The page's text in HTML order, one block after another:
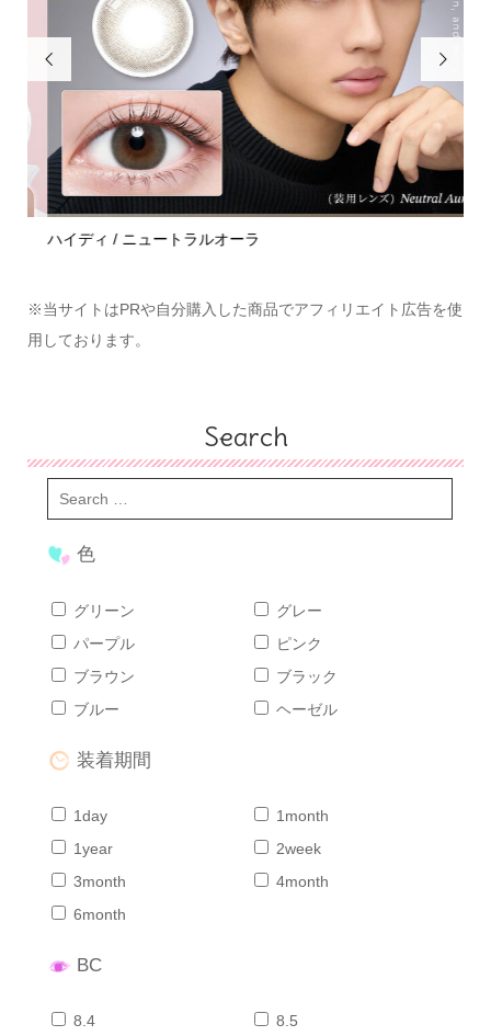

ハイディ / ニュートラルオーラ

※当サイトはPRや自分購入した商品でアフィリエイト広告を使
用しております。
Search
色
グリーン
グレー
パープル
ピンク
ブラウン
ブラック
ブルー
ヘーゼル
装着期間
1day
1month
1year
2week
3month
4month
6month
BC
8.4 8.5
Home Search